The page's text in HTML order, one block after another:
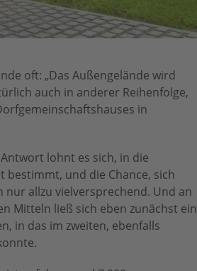
oft: „Das Außengelände wird
auch in anderer Reihenfolge,
in
lohnt es sich, in die
und die Chance, sich
allzu vielversprechend. Und an
Mitteln ließ sich eben zunächst ein
in das im zweiten, ebenfalls